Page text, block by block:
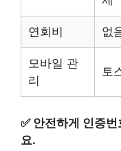
연회비 없
모바일 관
리
토
✅ 안전하게 인증
요.